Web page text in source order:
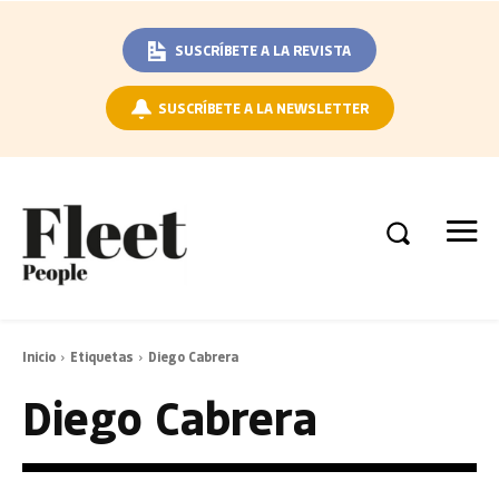
SUSCRÍBETE A LA REVISTA
SUSCRÍBETE A LA NEWSLETTER
Inicio Etiquetas Diego Cabrera
Diego Cabrera